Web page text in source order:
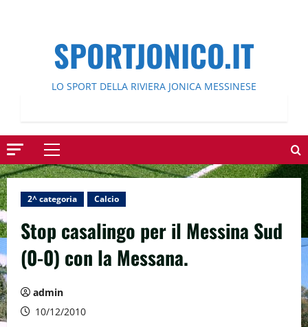
SPORTJONICO.IT
LO SPORT DELLA RIVIERA JONICA MESSINESE
Menu
principale
2^ categoria Calcio
Stop casalingo per il Messina Sud
(0-0) con la Messana.
admin
10/12/2010